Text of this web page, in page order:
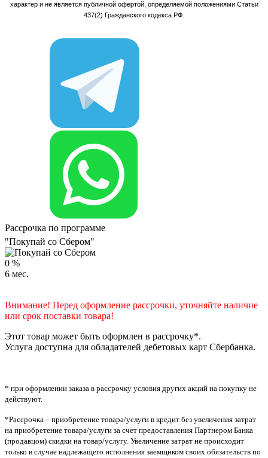
характер и не является публичной офертой, определяемой положениями Статьи
437(2) Гражданского кодекса РФ.
Рассрочка по программе
"Покупай со Сбером"
0 %
6 мес.
Внимание! Перед оформление рассрочки, уточняйте наличие
или срок поставки товара!
Этот товар может быть оформлен в рассрочку*.
Услуга доступна для обладателей дебетовых карт Сбербанка.
* при оформлении заказа в рассрочку условия других акций на покупку не
действуют.
*Рассрочка – приобретение товара/услуги в кредит без увеличения затрат
на приобретение товара/услуги за счет предоставления Партнером Банка
(продавцом) скидки на товар/услугу. Увеличение затрат не происходит
только в случае надлежащего исполнения заемщиком своих обязательств по